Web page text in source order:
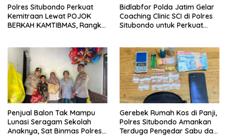
Polres Situbondo Perkuat
Kemitraan Lewat POJOK
BERKAH KAMTIBMAS, Rangkul
Bidlabfor Polda Jatim Gelar
Coaching Clinic SCI di Polres
Situbondo untuk Perkuat
Penjual Balon Tak Mampu
Lunasi Seragam Sekolah
Anaknya, Sat Binmas Polres
Gerebek Rumah Kos di Panji,
Polres Situbondo Amankan
Terduga Pengedar Sabu dan